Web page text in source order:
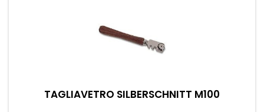
TAGLIAVETRO SILBERSCHNITT M100